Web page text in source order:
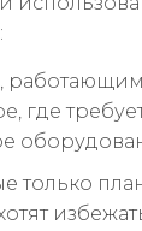
где
только